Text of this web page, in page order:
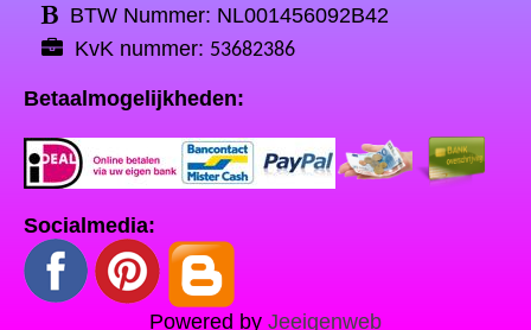
BTW Nummer: NL001456092B42
KvK nummer: 53682386
Betaalmogelijkheden:
Socialmedia:
Powered by Jeeigenweb